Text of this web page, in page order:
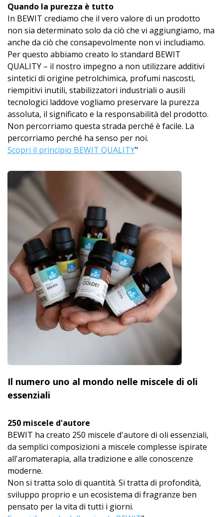
Quando la purezza è tutto
In BEWIT crediamo che il vero valore di un prodotto
non sia determinato solo da ciò che vi aggiungiamo, ma
anche da ciò che consapevolmente non vi includiamo.
Per questo abbiamo creato lo standard BEWIT
QUALITY – il nostro impegno a non utilizzare additivi
sintetici di origine petrolchimica, profumi nascosti,
riempitivi inutili, stabilizzatori industriali o ausili
tecnologici laddove vogliamo preservare la purezza
assoluta, il significato e la responsabilità del prodotto.
Non percorriamo questa strada perché è facile. La
percorriamo perché ha senso per noi.
Scopri il principio BEWIT QUALITY"
Il numero uno al mondo nelle miscele di oli
essenziali
250 miscele d'autore
BEWIT ha creato 250 miscele d'autore di oli essenziali,
da semplici composizioni a miscele complesse ispirate
all'aromaterapia, alla tradizione e alle conoscenze
moderne.
Non si tratta solo di quantità. Si tratta di profondità,
sviluppo proprio e un ecosistema di fragranze ben
pensato per la vita di tutti i giorni.